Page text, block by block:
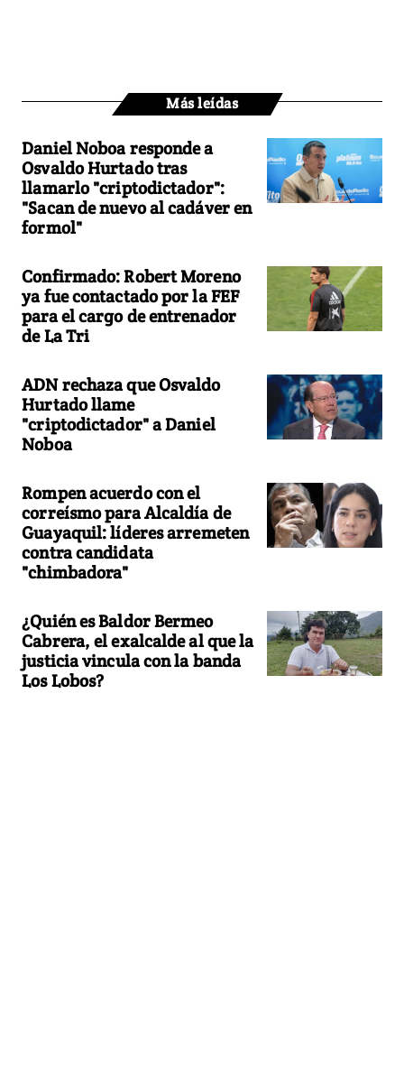
Más leídas
Daniel Noboa responde a
Osvaldo Hurtado tras
llamarlo "criptodictador":
"Sacan de nuevo al cadáver en
formol"
Confirmado: Robert Moreno
ya fue contactado por la FEF
para el cargo de entrenador
de La Tri
ADN rechaza que Osvaldo
Hurtado llame
"criptodictador" a Daniel
Noboa
Rompen acuerdo con el
correísmo para Alcaldía de
Guayaquil: líderes arremeten
contra candidata
"chimbadora"
¿Quién es Baldor Bermeo
Cabrera, el exalcalde al que la
justicia vincula con la banda
Los Lobos?